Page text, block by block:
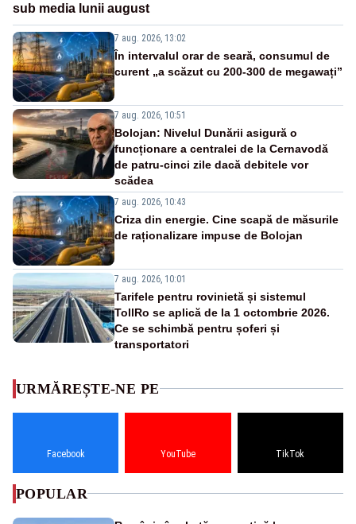
sub media lunii august
7 aug. 2026, 13:02
În intervalul orar de seară, consumul de
curent „a scăzut cu 200-300 de megawați”
7 aug. 2026, 10:51
Bolojan: Nivelul Dunării asigură o
funcționare a centralei de la Cernavodă
de patru-cinci zile dacă debitele vor
scădea
7 aug. 2026, 10:43
Criza din energie. Cine scapă de măsurile
de raționalizare impuse de Bolojan
7 aug. 2026, 10:01
Tarifele pentru rovinietă și sistemul
TollRo se aplică de la 1 octombrie 2026.
Ce se schimbă pentru șoferi și
transportatori
URMĂREȘTE-NE PE
Facebook YouTube TikTok
POPULAR